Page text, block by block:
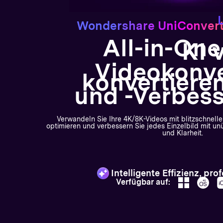
Wondershare
All-in-
und -
Verwandeln Sie Ihre 4K/8K-Videos mit
optimieren und verbessern Sie jedes Einzelbild mit
und Klarheit.
Verfügbar auf:
KI
Intelligente Effizienz,